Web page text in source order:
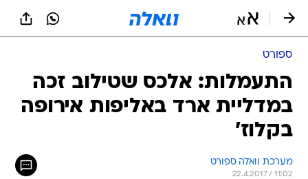
ספורט
התעמלות: אלכס שטילוב זכה
במדליית ארד באליפות אירופה
בקלוז'
מערכת וואלה ספורט
22.4.2017 / 11:02